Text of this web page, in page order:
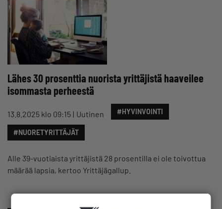
Lähes 30 prosenttia nuorista yrittäjistä haaveilee
isommasta perheestä
13.8.2025 klo 09:15 Uutinen #HYVINVOINTI
#NUORETYRITTÄJÄT
Alle 39-vuotiaista yrittäjistä 28 prosentilla ei ole toivottua
määrää lapsia, kertoo Yrittäjägallup.